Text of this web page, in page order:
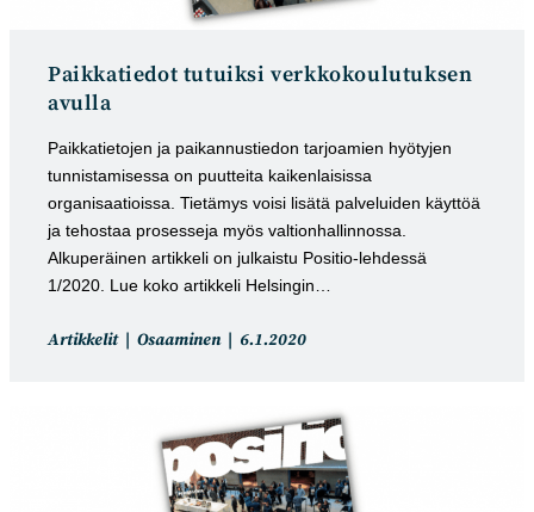
Paikkatiedot tutuiksi verkkokoulutuksen
avulla
Paikkatietojen ja paikannustiedon tarjoamien hyötyjen
tunnistamisessa on puutteita kaikenlaisissa
organisaatioissa. Tietämys voisi lisätä palveluiden käyttöä
ja tehostaa prosesseja myös valtionhallinnossa.
Alkuperäinen artikkeli on julkaistu Positio-lehdessä
1/2020. Lue koko artikkeli Helsingin…
Artikkelin
Artikkelit Osaaminen
Artikkeli
6.1.2020